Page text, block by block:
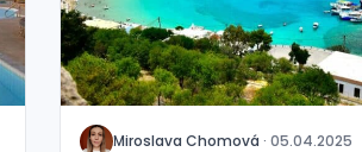
J Miroslava Chomová · 05.04.2025